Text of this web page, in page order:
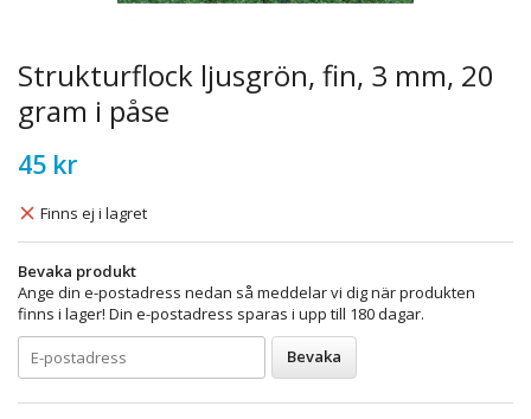
Strukturflock ljusgrön, fin, 3 mm, 20
gram i påse
45 kr
Finns ej i lagret
Bevaka produkt
Ange din e-postadress nedan så meddelar vi dig när produkten
finns i lager! Din e-postadress sparas i upp till 180 dagar.
Bevaka